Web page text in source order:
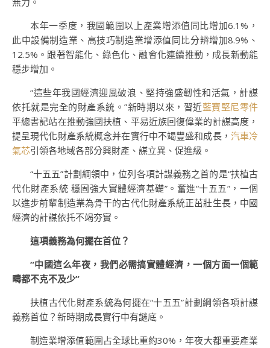
本年一季度，我國範圍以上產業增添值同比增加6.1%，
此中設備制造業、高技巧制造業增添值同比分辨增加8.9%、
12.5%。跟著智能化、綠色化、融會化連續推動，成長新動能
穩步增加。
“這些年我國經濟迎風破浪、堅持強盛韌性和活氣，計謀
依托就是完全的財產系統。”新時期以來，習近藍寶堅尼零件
平總書記站在推動強國扶植、平易近族回復偉業的計謀高度，
提呈現代化財產系統概念并在實行中不竭豐盛和成長， 汽車冷
氣芯引領各地域各部分興財產、謀立異、促進級。
“十五五”計劃綱領中，位列各項計謀義務之首的是“扶植古
代化財產系統 穩固強大實體經濟基礎”。奮進“十五五”，一個
以進步前輩制造業為骨干的古代化財產系統正茁壯生長，中國
經濟的計謀依托不竭夯實。
這項義務為何擺在首位？
“中國這么年夜，我們必需搞實體經濟，一個方面一個範
疇都不克不及少”
扶植古代化財產系統為何擺在“十五五”計劃綱領各項計謀
義務首位？新時期成長實行中有謎底。
制造業增添值範圍占全球比重約30%，年夜大都重要產業